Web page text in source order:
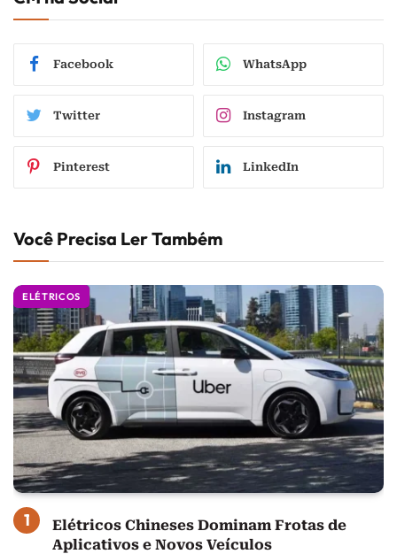
Facebook WhatsApp
Twitter Instagram
Pinterest LinkedIn
Você Precisa Ler Também
ELÉTRICOS
Elétricos Chineses Dominam Frotas de
Aplicativos e Novos Veículos